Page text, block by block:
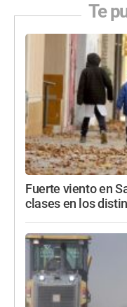
Te
Fuerte viento en
clases en los